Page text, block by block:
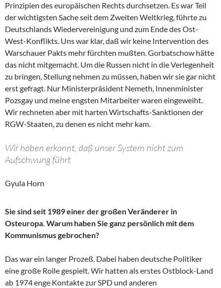
Prinzipien des europäischen Rechts durchsetzen. Es war Teil
der wichtigsten Sache seit dem Zweiten Weltkrieg, führte zu
Deutschlands Wiedervereinigung und zum Ende des Ost-
West-Konflikts. Uns war klar, daß wir keine Intervention des
Warschauer Pakts mehr fürchten mußten. Gorbatschow hätte
das nicht mitgemacht. Um die Russen nicht in die Verlegenheit
zu bringen, Stellung nehmen zu müssen, haben wir sie gar nicht
erst gefragt. Nur Ministerpräsident Nemeth, Innenminister
Pozsgay und meine engsten Mitarbeiter waren eingeweiht.
Wir rechneten aber mit harten Wirtschafts-Sanktionen der
RGW-Staaten, zu denen es nicht mehr kam.
Wir haben erkannt, daß unser System nicht zum
Aufschwung führt
Gyula Horn
Sie sind seit 1989 einer der großen Veränderer in
Osteuropa. Warum haben Sie ganz persönlich mit dem
Kommunismus gebrochen?
Das war ein langer Prozeß. Dabei haben deutsche Politiker
eine große Rolle gespielt. Wir hatten als erstes Ostblock-Land
ab 1974 enge Kontakte zur SPD und anderen